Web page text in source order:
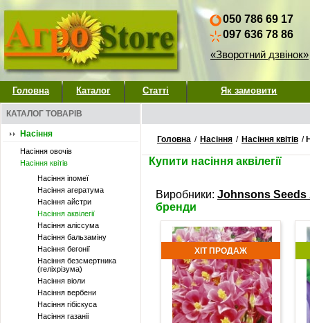
050 786 69 17
097 636 78 86
«Зворотний дзвінок»
Головна Каталог Статті Як замовити
КАТАЛОГ ТОВАРІВ
Насіння
Насіння овочів
Насіння квітів
Насіння іпомеї
Насіння агератума
Насіння айстри
Насіння аквілегії
Насіння аліссума
Насіння бальзаміну
Насіння бегонії
Насіння безсмертника
(геліхрізума)
Насіння віоли
Насіння вербени
Насіння гібіскуса
Насіння газаніі
Головна / Насіння / Насіння квітів /
Купити насіння аквілегії
Виробники: Johnsons Seeds
бренди
ХІТ ПРОДАЖ